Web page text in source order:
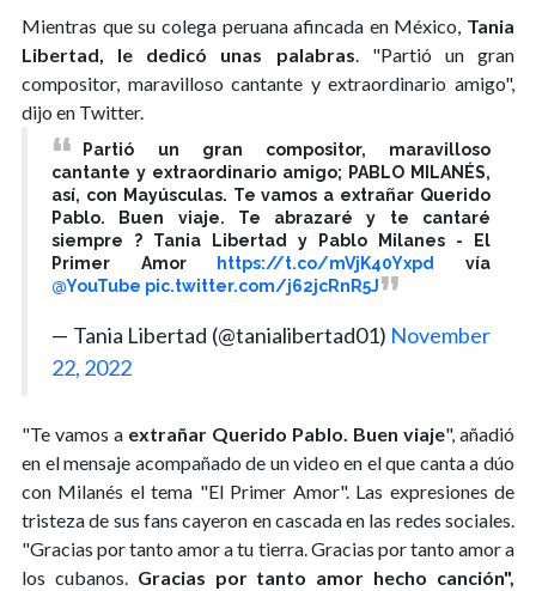
Mientras que su colega peruana afincada en México, Tania
Libertad, le dedicó unas palabras. "Partió un gran
compositor, maravilloso cantante y extraordinario amigo",
dijo en Twitter.
Partió un gran compositor, maravilloso
cantante y extraordinario amigo; PABLO MILANÉS,
así, con Mayúsculas. Te vamos a extrañar Querido
Pablo. Buen viaje. Te abrazaré y te cantaré
siempre ? Tania Libertad y Pablo Milanes - El
Primer Amor
https://t.co/mVjK40Yxpd
vía
@YouTube pic.twitter.com/j62jcRnR5J
— Tania Libertad (@tanialibertad01) November
22, 2022
"Te vamos a extrañar Querido Pablo. Buen viaje", añadió
en el mensaje acompañado de un video en el que canta a dúo
con Milanés el tema "El Primer Amor". Las expresiones de
tristeza de sus fans cayeron en cascada en las redes sociales.
"Gracias por tanto amor a tu tierra. Gracias por tanto amor a
los cubanos. Gracias por tanto amor hecho canción",